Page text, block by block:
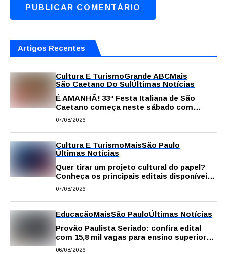
Artigos Recentes
Cultura E TurismoGrande ABCMais
São Caetano Do SulÚltimas Notícias
É AMANHÃ! 33ª Festa Italiana de São
Caetano começa neste sábado com
gastronomia, música e solidariedade
07/08/2026
Cultura E TurismoMaisSão Paulo
Últimas Notícias
Quer tirar um projeto cultural do papel?
Conheça os principais editais disponíveis
em São Paulo
07/08/2026
EducaçãoMaisSão PauloÚltimas Notícias
Provão Paulista Seriado: confira edital
com 15,8 mil vagas para ensino superior
público
06/08/2026